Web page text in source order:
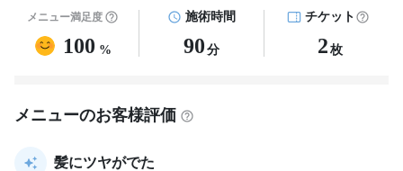
メニュー満足度
100 %
施術時間
90 分
チケット
2 枚
メニューのお客様評価
髪にツヤがでた